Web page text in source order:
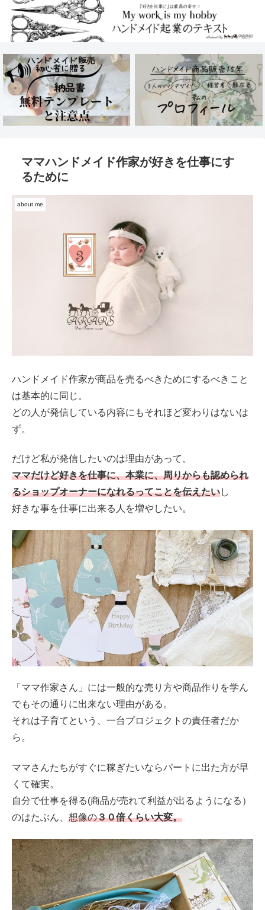
ママハンドメイド作家が好きを仕事にす
るために
about me
ハンドメイド作家が商品を売るべきためにするべきこと
は基本的に同じ。
どの人が発信している内容にもそれほど変わりはないは
ず。
だけど私が発信したいのは理由があって。
ママだけど好きを仕事に、本業に、周りからも認められ
るショップオーナーになれるってことを伝えたいし
好きな事を仕事に出来る人を増やしたい。
「ママ作家さん」には一般的な売り方や商品作りを学ん
でもその通りに出来ない理由がある。
それは子育てという、一台プロジェクトの責任者だか
ら。
ママさんたちがすぐに稼ぎたいならパートに出た方が早
くて確実。
自分で仕事を得る(商品が売れて利益が出るようになる）
のはたぶん、 想像の３０倍くらい大変。